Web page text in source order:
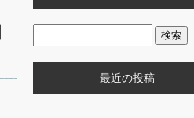
最近の投稿